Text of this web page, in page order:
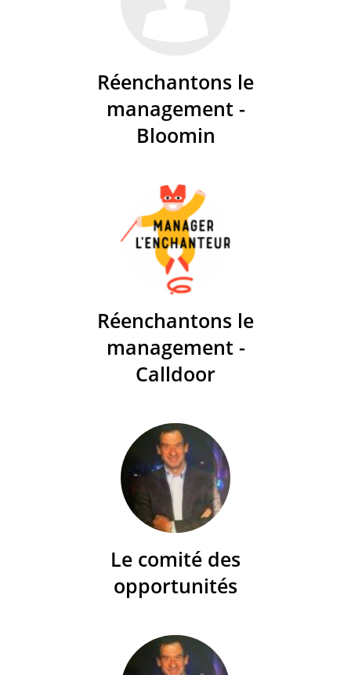
Réenchantons le
management -
Bloomin
Réenchantons le
management -
Calldoor
Le comité des
opportunités